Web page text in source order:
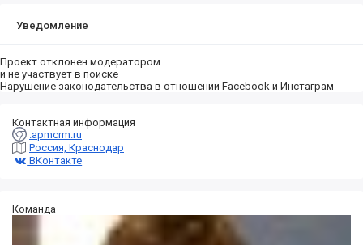
Уведомление
Проект отклонен модератором
и не участвует в поиске
Нарушение законодательства в отношении Facebook и Инстаграм
Контактная информация
.apmcrm.ru
Россия, Краснодар
ВКонтакте
Команда